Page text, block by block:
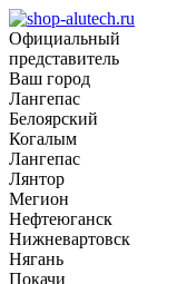
Официальный
представитель
Ваш город
Лангепас
Белоярский
Когалым
Лангепас
Лянтор
Мегион
Нефтеюганск
Нижневартовск
Нягань
Покачи